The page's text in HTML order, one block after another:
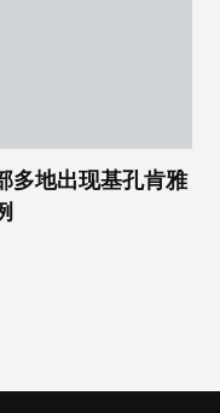
多地出现基孔肯雅